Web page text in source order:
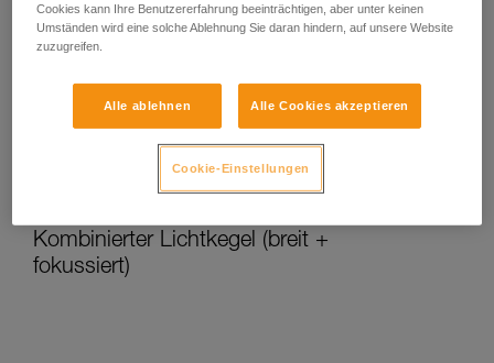
Nähe des Benutzers und ist für statische
Aktivitäten oder für Aktivitäten mit
Aktivitäten: Reisen, Familie, Kinder,
Camping, Heimwerken, Hausgebrauch,
Behelfslampe, Lesen usw.
Kombinierter Lichtkegel (breit +
fokussiert)
Cookies kann Ihre Benutzererfahrung beeinträchtigen, aber unter keinen
Umständen wird eine solche Ablehnung Sie daran hindern, auf unsere Website
zuzugreifen.
Alle ablehnen Alle Cookies akzeptieren
Cookie-Einstellungen